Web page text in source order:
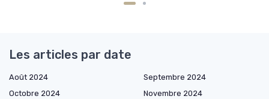
Les articles par date
Août 2024
Septembre 2024
Octobre 2024
Novembre 2024